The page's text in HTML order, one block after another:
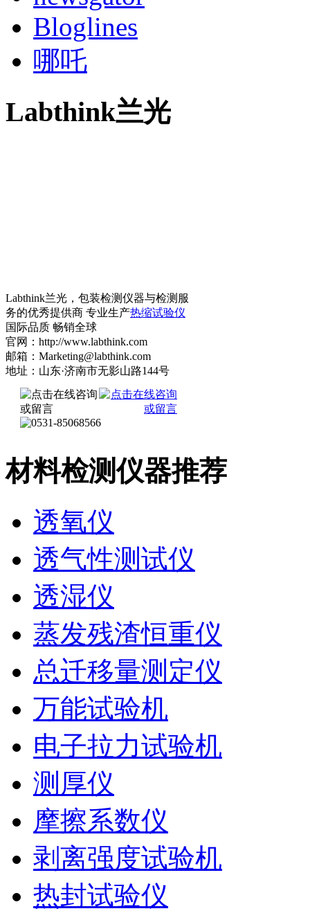
Bloglines
哪吒
Labthink兰光
Labthink兰光，包装检测仪器与检测服
务的优秀提供商 专业生产热缩试验仪
国际品质 畅销全球
官网：http://www.labthink.com
邮箱：Marketing@labthink.com
地址：山东·济南市无影山路144号
材料检测仪器推荐
透氧仪
透气性测试仪
透湿仪
蒸发残渣恒重仪
总迁移量测定仪
万能试验机
电子拉力试验机
测厚仪
摩擦系数仪
剥离强度试验机
热封试验仪